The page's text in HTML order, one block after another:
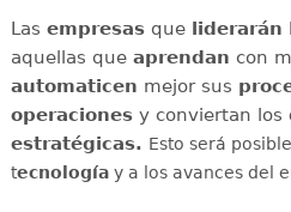
Las empresasqueliderarán
aquellas queaprendan con
automaticen mejor sus
operacionesy conviertan los
estratégicas. Esto será
tecnologíay a los avances del